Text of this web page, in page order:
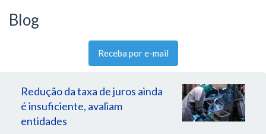
Blog
Receba por e-mail
Redução da taxa de juros ainda
é insuficiente, avaliam
entidades